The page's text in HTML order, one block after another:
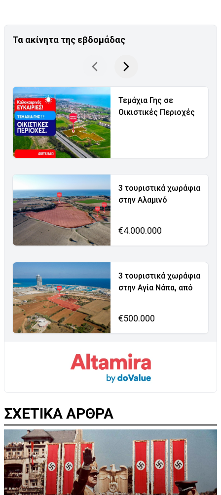
Τα ακίνητα της εβδομάδας
Τεμάχια Γης σε
Οικιστικές Περιοχές
3 τουριστικά χωράφια
στην Αλαμινό
€4.000.000
3 τουριστικά χωράφια
στην Αγία Νάπα, από
€500.000
ΣΧΕΤΙΚΑ ΑΡΘΡΑ